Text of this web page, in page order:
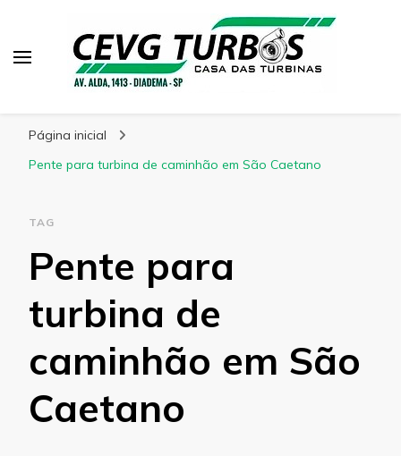
Página inicial
Pente para turbina de caminhão em São Caetano
TAG
Pente para
turbina de
caminhão em São
Caetano